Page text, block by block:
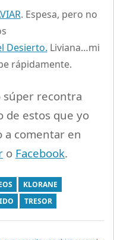
. Espesa, pero no
Desierto. Liviana…mi
rápidamente.
súper recontra
de estos que yo
a comentar en
o Facebook.
KLORANE
TRESOR